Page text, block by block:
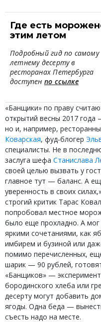
Где есть
этим летом
Подробный гид по самому
летнему десерту в
ресторанах Петербурга
доступен по ссылке
«Банщики» по праву
открытий весны 2017
но и, например,
Коварская, фуд-блогер
специалисты. Не в
заслуга шефа Станислава
своей целью вызвать у
главное тут — баланс. А
уверенность в своих
строгий критик Тарас
попробовал местное
было еще прохладно. А мог
яркими сочетаниями, как
имбирем и бузиной или
помимо перечисленных,
шарик — 90 рублей,
«Банщиков» —
бородинского хлеба или
десерту могут добавить
ягоды. Одна беда —
съесть надо на месте.